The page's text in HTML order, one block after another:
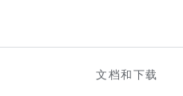
文档和下载